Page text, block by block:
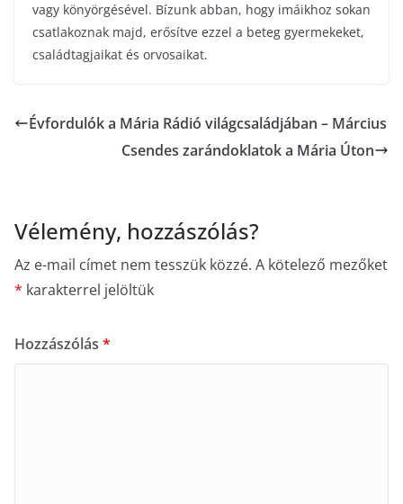
vagy könyörgésével. Bízunk abban, hogy imáikhoz sokan
csatlakoznak majd, erősítve ezzel a beteg gyermekeket,
családtagjaikat és orvosaikat.
Évfordulók a Mária Rádió világcsaládjában – Március
Csendes zarándoklatok a Mária Úton
Vélemény, hozzászólás?
Az e-mail címet nem tesszük közzé. A kötelező mezőket
* karakterrel jelöltük
Hozzászólás *